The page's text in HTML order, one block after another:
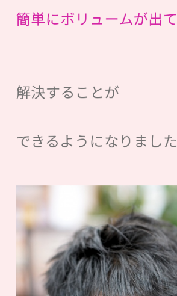
簡単にボリュームが出て
解決することが
できるようになりました